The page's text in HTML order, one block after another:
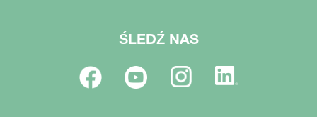
ŚLEDŹ NAS